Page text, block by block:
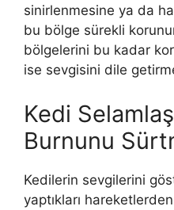
sinirlenmesine ya da
bu bölge sürekli
bölgelerini bu kadar
ise sevgisini dile
Kedi
Burnunu
Kedilerin sevgilerini
yaptıkları